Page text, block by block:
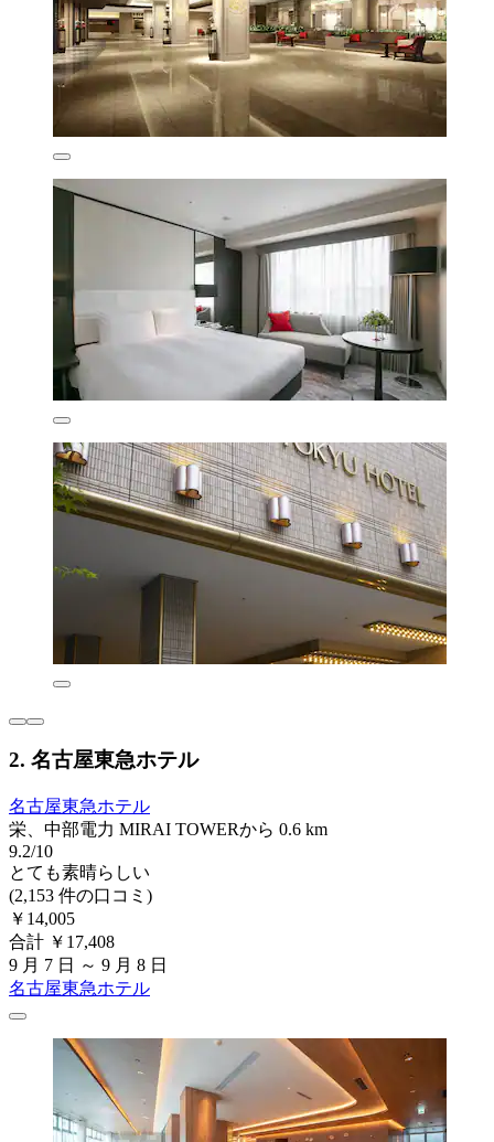
2. 名古屋東急ホテル
名古屋東急ホテル
栄、中部電力 MIRAI TOWERから 0.6 km
9.2/10
とても素晴らしい
(2,153 件の口コミ)
￥14,005
合計 ￥17,408
9 月 7 日 ～ 9 月 8 日
名古屋東急ホテル